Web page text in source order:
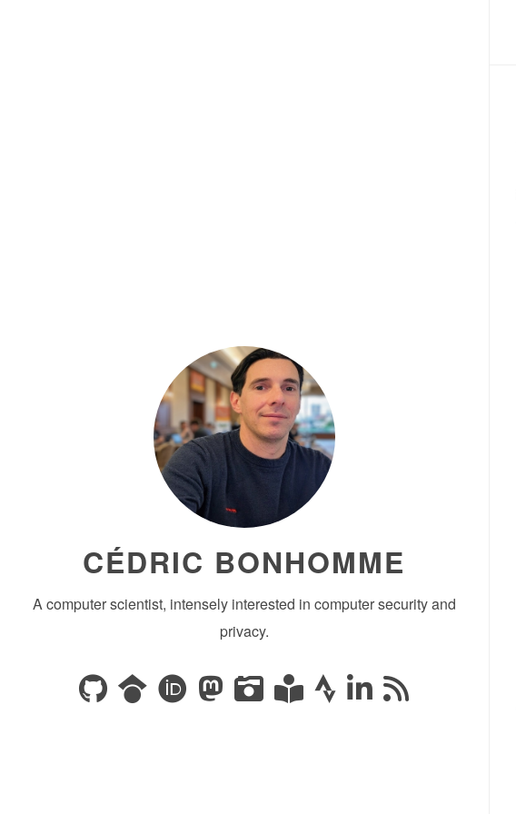
CÉDRIC BONHOMME
A computer scientist, intensely interested in computer security and
privacy.